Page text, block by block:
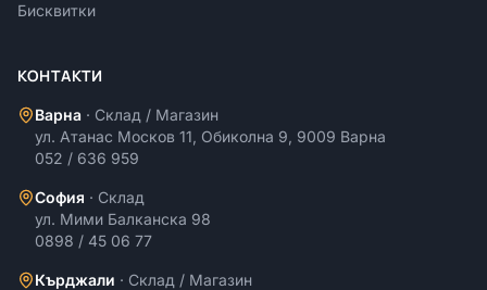
Бисквитки
КОНТАКТИ
Варна · Склад / Магазин
ул. Атанас Москов 11, Обиколна 9, 9009 Варна
052 / 636 959
София · Склад
ул. Мими Балканска 98
0898 / 45 06 77
Кърджали · Склад / Магазин